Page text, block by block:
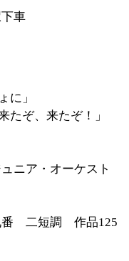
125
）
すが、
ゼン